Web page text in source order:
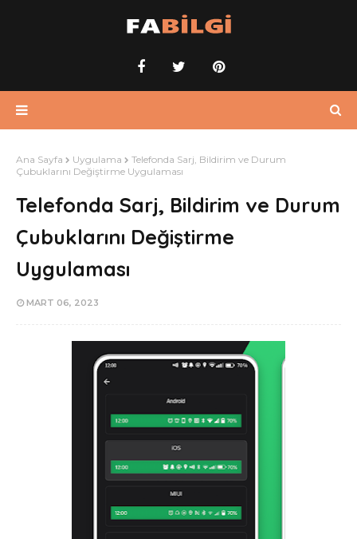
Ana Sayfa Uygulama
Telefonda Sarj, Bildirim ve Durum
Çubuklarını Değiştirme Uygulaması
Telefonda Sarj, Bildirim ve Durum
Çubuklarını Değiştirme
Uygulaması
MART 06, 2023